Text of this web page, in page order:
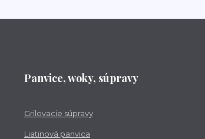
Panvice, woky, súpravy
Grilovacie súpravy
Liatinová panvica